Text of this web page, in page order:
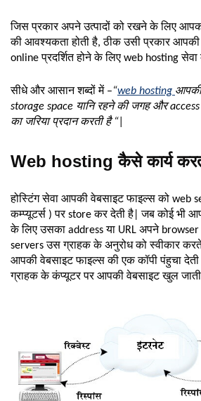
जिस प्रकार अपने उत्पादों को रखने के लिए
की आवश्यकता होती है, ठीक उसी प्रकार
online प्रदर्शित होने के लिए web hosting सेवा
सीधे और आसान शब्दों में –“web hosting
storage space यानि रहने की जगह और
का जरिया प्रदान करती है “|
Web hosting कैसे कार्य
होस्टिंग सेवा आपकी वेबसाइट फाइल्स को web
कम्प्यूटर्स ) पर store कर देती है| जब कोई भी
के लिए उसका address या URL अपने
servers उस ग्राहक के अनुरोध को स्वीकार
आपकी वेबसाइट फाइल्स की एक कॉपी पंहुचा
ग्राहक के कंप्यूटर पर आपकी वेबसाइट खुल जाती